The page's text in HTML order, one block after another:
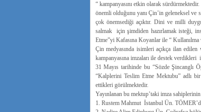
“ kampanyasını etkin olarak
önemli olduğunu yanı Çin’in geleneksel
çok önemsediği açıktır. Dini ve milli
salmak için şimdiden hazırlamak isteği,
Etme”yi Kafasına Koyanlar ile “
Çin medyasında isimleri açıkça ilan
kampanyasına imzaları ile destek verdikleri
31 Mayıs tarihinde bu “Sözde Şincanglı
“Kalplerini Teslim Etme Mektubu” adlı
ettikleri görülmektedir.
Yayınlanan bu mektup’taki imza sahiplerinin
1. Rustem Mahmut İstanbul Ün.